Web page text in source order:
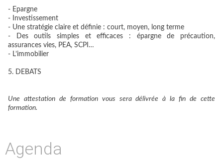
- Epargne
- Investissement
- Une stratégie claire et définie : court, moyen, long terme
- Des outils simples et efficaces : épargne de précaution,
assurances vies, PEA, SCPI…
- L’immobilier
5. DEBATS
Une attestation de formation vous sera délivrée à la fin de cette
formation.
Agenda